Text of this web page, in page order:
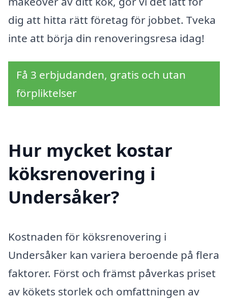
dig att hitta rätt företag för jobbet. Tveka
inte att börja din renoveringsresa idag!
Få 3 erbjudanden, gratis och utan
förpliktelser
Hur mycket kostar
köksrenovering i
Undersåker?
Kostnaden för köksrenovering i
Undersåker kan variera beroende på flera
faktorer. Först och främst påverkas priset
av kökets storlek och omfattningen av